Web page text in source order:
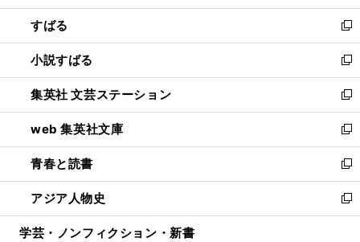
開
く
ウ
で
開
く
ン
ド
ウ
で
開
く
すばる
新
し
い
ウ
ィ
ン
ド
ウ
で
開
く
小説すばる
新
し
い
ウ
ィ
ン
ド
ウ
で
開
集英社 文芸ステーション
新
し
い
ウ
ィ
ン
ド
ウ
web 集英社文庫
新
し
い
ウ
ィ
ン
青春と読書
新
し
い
ウ
アジア人物史
新
し
学芸・ノンフィクション・新書